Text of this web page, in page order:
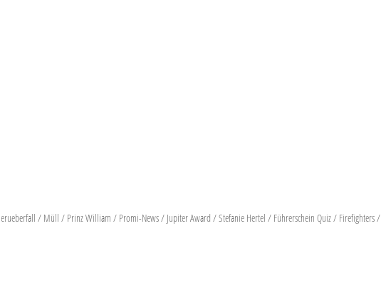
/ Müll / Prinz William / Promi-News / Jupiter Award / Stefanie Hertel / Führerschein Quiz / Firefighters /